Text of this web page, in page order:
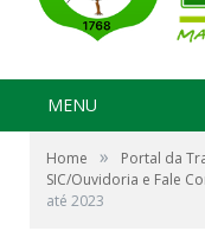
MENU
Home » Portal da
SIC/Ouvidoria e Fale
até 2023